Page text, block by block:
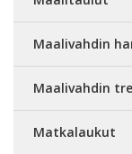
Maalivahdin
Maalivahdin
Matkalaukut